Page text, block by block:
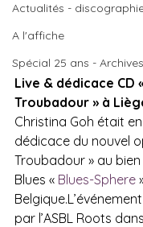
Actualités -
A l'affiche
Spécial 25 ans - Archives
Live & dédicace CD
Troubadour » à
Christina Goh était
dédicace du nouvel
Troubadour » au
Blues « Blues-Sphere
par l’ASBL Roots